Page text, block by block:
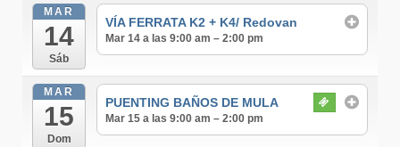
EQUIPO
CONTACTO
MAR
14
Sáb
VÍA FERRATA K2 + K4/ Redovan
Mar 14 a las 9:00 am – 2:00 pm
MAR
15
Dom
PUENTING BAÑOS DE MULA
Mar 15 a las 9:00 am – 2:00 pm